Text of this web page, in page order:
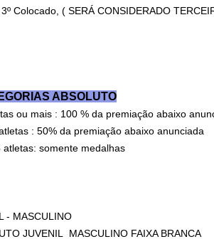
Colocado, ( SERÁ CONSIDERADO
ABSOLUTO
ou mais : 100 % da premiação abaixo
: 50% da premiação abaixo anunciada
somente medalhas
- MASCULINO
JUVENIL MASCULINO FAIXA BRANCA​